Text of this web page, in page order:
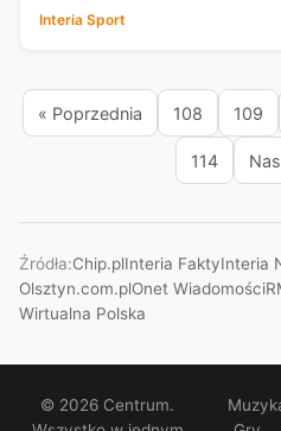
trzeciej rundy WTA 1000 w
Australijka - Talia Gi...
Interia Sport
« Poprzednia 108 109
114
Źródła:Chip.plInteria FaktyInteria
Olsztyn.com.plOnet Wiadomości
Wirtualna Polska
© 2026 Centrum.